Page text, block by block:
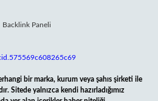
bir marka, kurum veya şahıs şirketi ile
Sitede yalnızca kendi hazırladığımız